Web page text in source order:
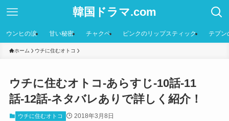
韓国ドラマ.com
ウンヒの涙 甘い秘密 チャクペ ピンクのリップスティック テプン
ホーム ウチに住むオトコ
ウチに住むオトコ-あらすじ-10話-11
話-12話-ネタバレありで詳しく紹介！
ウチに住むオトコ 2018年3月8日